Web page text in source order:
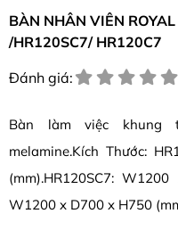
BÀN NHÂN VIÊN
/HR120SC7/ HR120C7
Đánh giá:
Bàn làm việc khung
melamine.Kích Thước:
(mm).HR120SC7:
W1200 x D700 x H750